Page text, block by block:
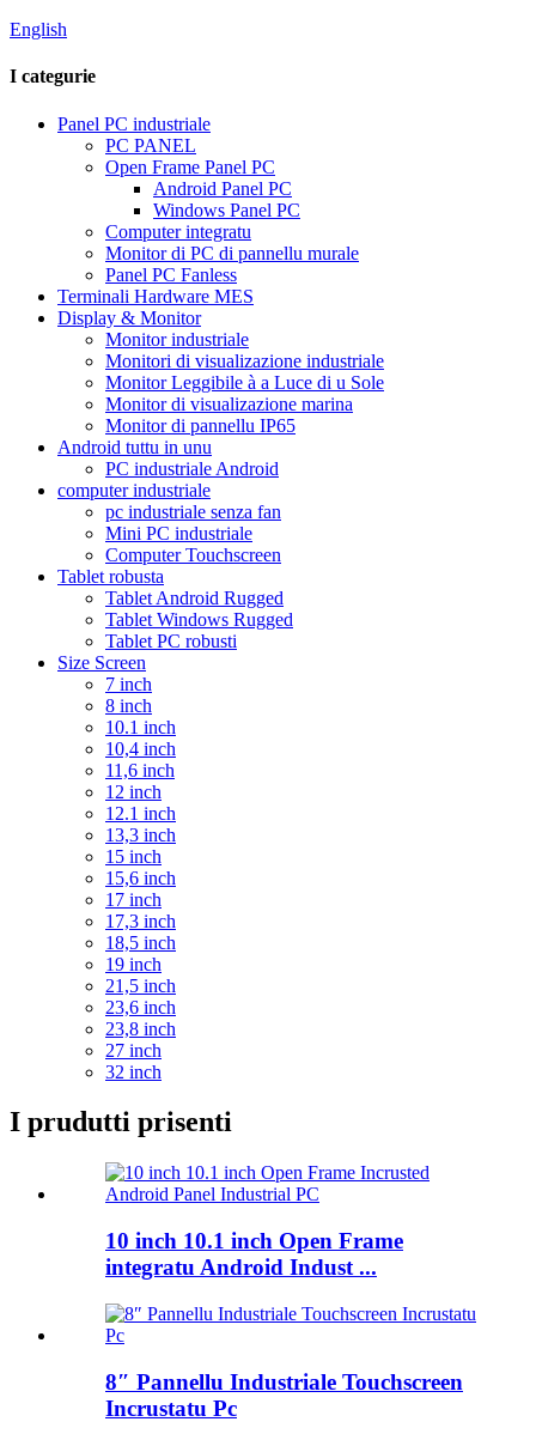
English
I categurie
Panel PC industriale
PC PANEL
Open Frame Panel PC
Android Panel PC
Windows Panel PC
Computer integratu
Monitor di PC di pannellu murale
Panel PC Fanless
Terminali Hardware MES
Display & Monitor
Monitor industriale
Monitori di visualizazione industriale
Monitor Leggibile à a Luce di u Sole
Monitor di visualizazione marina
Monitor di pannellu IP65
Android tuttu in unu
PC industriale Android
computer industriale
pc industriale senza fan
Mini PC industriale
Computer Touchscreen
Tablet robusta
Tablet Android Rugged
Tablet Windows Rugged
Tablet PC robusti
Size Screen
7 inch
8 inch
10.1 inch
10,4 inch
11,6 inch
12 inch
12.1 inch
13,3 inch
15 inch
15,6 inch
17 inch
17,3 inch
18,5 inch
19 inch
21,5 inch
23,6 inch
23,8 inch
27 inch
32 inch
I prudutti prisenti
10 inch 10.1 inch Open Frame
integratu Android Indust ...
8″ Pannellu Industriale Touchscreen
Incrustatu Pc